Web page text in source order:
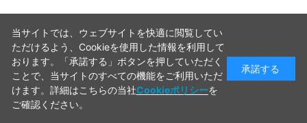
当サイトでは、ウェブサイトを快適に閲覧してい
ただけるよう、Cookieを使用した情報を利用して
おります。「承諾する」ボタンを押していただく
ことで、当サイトのすべての機能をご利用いただ
けます。詳細はこちらの当社Cookieポリシーを
ご確認ください。
承諾する